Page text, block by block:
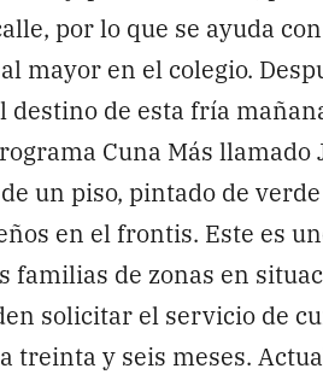
por lo que se ayuda
mayor en el colegio.
destino de esta fría
Cuna Más llamado
un piso, pintado de
en el frontis. Este es
familias de zonas en
solicitar el servicio de
treinta y seis meses.